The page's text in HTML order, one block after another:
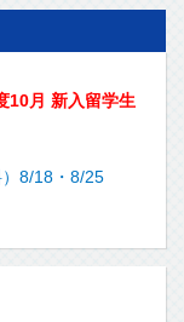
10月 新入留学生
8/18・8/25